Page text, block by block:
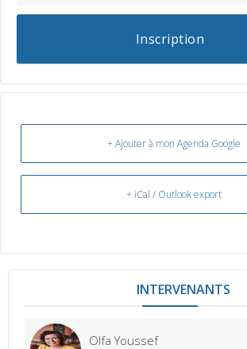
Inscription
+ Ajouter à mon Agenda Google
+ iCal / Outlook export
INTERVENANT
Olfa Youssef